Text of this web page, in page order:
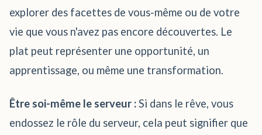
explorer des facettes de vous-même ou de votre
vie que vous n'avez pas encore découvertes. Le
plat peut représenter une opportunité, un
apprentissage, ou même une transformation.
Être soi-même le serveur :Si dans le rêve, vous
endossez le rôle du serveur, cela peut signifier que